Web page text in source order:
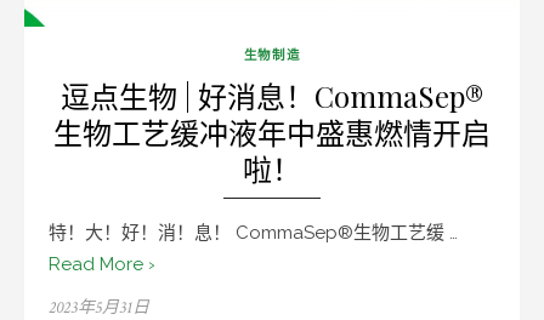
生物制造
逗点生物 | 好消息！CommaSep®
生物工艺缓冲液年中盛惠燃情开启
啦！
特！大！好！消！息！ CommaSep®生物工艺缓 …
Read More ›
Posted
2023年5月31日